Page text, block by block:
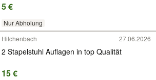
5 €
Nur Abholung
Hilchenbach
27.06.2026
2 Stapelstuhl Auflagen in top Qualität
15 €